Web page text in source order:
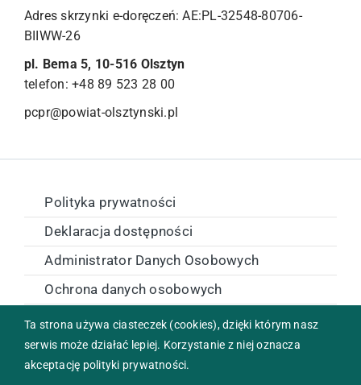
Adres skrzynki e-doręczeń: AE:PL-32548-80706-
BIIWW-26
pl. Bema 5, 10-516 Olsztyn
telefon: +48 89 523 28 00
pcpr@powiat-olsztynski.pl
Polityka prywatności
Deklaracja dostępności
Administrator Danych Osobowych
Ochrona danych osobowych
Zamówienia publiczne
Copyright © 2024 Powiatowe Centrum Pomocy Rodzinie w
Ta strona używa ciasteczek (cookies), dzięki którym nasz
serwis może działać lepiej. Korzystanie z niej oznacza
akceptację polityki prywatności.